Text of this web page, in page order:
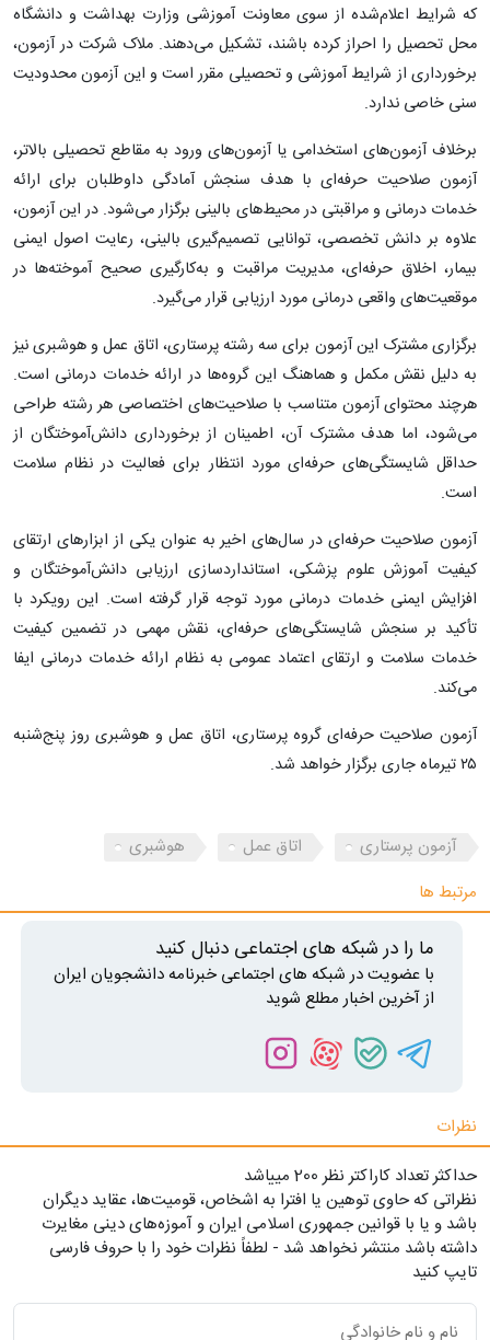
که شرایط اعلام‌شده از سوی معاونت آموزشی وزارت بهداشت و دانشگاه
محل تحصیل را احراز کرده باشند، تشکیل می‌دهند. ملاک شرکت در آزمون،
برخورداری از شرایط آموزشی و تحصیلی مقرر است و این آزمون محدودیت
سنی خاصی ندارد.
برخلاف آزمون‌های استخدامی یا آزمون‌های ورود به مقاطع تحصیلی بالاتر،
آزمون صلاحیت حرفه‌ای با هدف سنجش آمادگی داوطلبان برای ارائه
خدمات درمانی و مراقبتی در محیط‌های بالینی برگزار می‌شود. در این آزمون،
علاوه بر دانش تخصصی، توانایی تصمیم‌گیری بالینی، رعایت اصول ایمنی
بیمار، اخلاق حرفه‌ای، مدیریت مراقبت و به‌کارگیری صحیح آموخته‌ها در
موقعیت‌های واقعی درمانی مورد ارزیابی قرار می‌گیرد.
برگزاری مشترک این آزمون برای سه رشته پرستاری، اتاق عمل و هوشبری نیز
به دلیل نقش مکمل و هماهنگ این گروه‌ها در ارائه خدمات درمانی است.
هرچند محتوای آزمون متناسب با صلاحیت‌های اختصاصی هر رشته طراحی
می‌شود، اما هدف مشترک آن، اطمینان از برخورداری دانش‌آموختگان از
حداقل شایستگی‌های حرفه‌ای مورد انتظار برای فعالیت در نظام سلامت
است.
آزمون صلاحیت حرفه‌ای در سال‌های اخیر به عنوان یکی از ابزارهای ارتقای
کیفیت آموزش علوم پزشکی، استانداردسازی ارزیابی دانش‌آموختگان و
افزایش ایمنی خدمات درمانی مورد توجه قرار گرفته است. این رویکرد با
تأکید بر سنجش شایستگی‌های حرفه‌ای، نقش مهمی در تضمین کیفیت
خدمات سلامت و ارتقای اعتماد عمومی به نظام ارائه خدمات درمانی ایفا
می‌کند.
آزمون صلاحیت حرفه‌ای گروه پرستاری، اتاق عمل و هوشبری روز پنج‌شنبه
۲۵ تیرماه جاری برگزار خواهد شد.
آزمون پرستاری اتاق عمل
هوشبری
مرتبط ها
ما را در شبکه های اجتماعی دنبال کنید
با عضویت در شبکه های اجتماعی خبرنامه دانشجویان ایران
از آخرین اخبار مطلع شوید
نظرات
حداکثر تعداد کاراکتر نظر 200 ميياشد
نظراتی که حاوی توهین یا افترا به اشخاص، قومیت‌ها، عقاید دیگران
باشد و یا با قوانین جمهوری اسلامی ایران و آموزه‌های دینی مغایرت
داشته باشد منتشر نخواهد شد - لطفاً نظرات خود را با حروف فارسی
تایپ کنید